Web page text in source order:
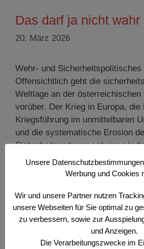
Das darf ja nicht wahr
20. März 2026
Wehr- und
Offensichtlich geht die
Weltlage an der
vorüber. Der Krieg in Europa, die
Kriegsführung im unmittelbaren
und die systematische Erosion
Sicherheitsordnung scheinen
Nachrichtenwert zu besitzen,
handlungsleitend für die
Weiterlesen …
Kategorien
Wehr- und
Bulletin
Unsere
Werbung und Cookies
Wir und unsere Partner nutzen
unsere Webseiten für Sie optimal zu
zu verbessern, sowie zur
und Anzeigen.
Die Verarbeitungszwecke im